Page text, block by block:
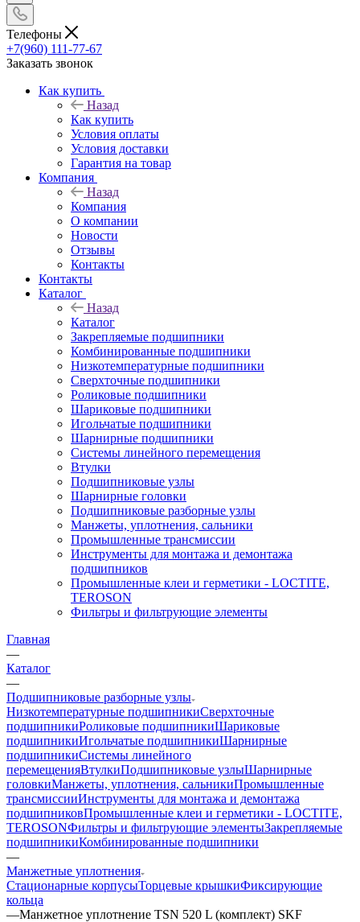
Телефоны
+7(960) 111-77-67
Заказать звонок
Как купить
Назад
Как купить
Условия оплаты
Условия доставки
Гарантия на товар
Компания
Назад
Компания
О компании
Новости
Отзывы
Контакты
Контакты
Каталог
Назад
Каталог
Закрепляемые подшипники
Комбинированные подшипники
Низкотемпературные подшипники
Сверхточные подшипники
Роликовые подшипники
Шариковые подшипники
Игольчатые подшипники
Шарнирные подшипники
Системы линейного перемещения
Втулки
Подшипниковые узлы
Шарнирные головки
Подшипниковые разборные узлы
Манжеты, уплотнения, сальники
Промышленные трансмиссии
Инструменты для монтажа и демонтажа
подшипников
Промышленные клеи и герметики - LOCTITE,
TEROSON
Фильтры и фильтрующие элементы
Главная
—
Каталог
—
Подшипниковые разборные узлы
Низкотемпературные подшипникиСверхточные
подшипникиРоликовые подшипникиШариковые
подшипникиИгольчатые подшипникиШарнирные
подшипникиСистемы линейного
перемещенияВтулкиПодшипниковые узлыШарнирные
головкиМанжеты, уплотнения, сальникиПромышленные
трансмиссииИнструменты для монтажа и демонтажа
подшипниковПромышленные клеи и герметики - LOCTITE,
TEROSONФильтры и фильтрующие элементыЗакрепляемые
подшипникиКомбинированные подшипники
—
Манжетные уплотнения
Стационарные корпусыТорцевые крышкиФиксирующие
кольца
—Манжетное уплотнение TSN 520 L (комплект) SKF